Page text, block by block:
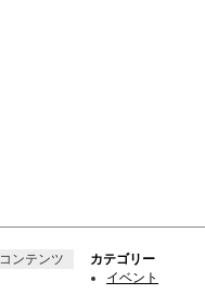
コンテンツ カテゴリー
イベント